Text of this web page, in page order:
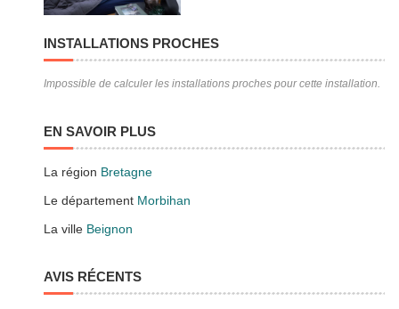
INSTALLATIONS PROCHES
Impossible de calculer les installations proches pour cette installation.
EN SAVOIR PLUS
La région Bretagne
Le département Morbihan
La ville Beignon
AVIS RÉCENTS